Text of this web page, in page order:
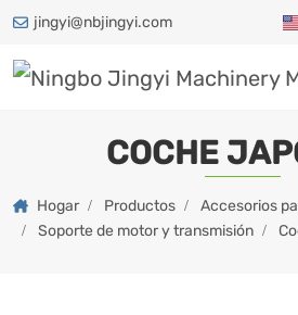
jingyi@nbjingyi.com
COCHE
Hogar Productos
Accesorios
Soporte de motor y transmisión